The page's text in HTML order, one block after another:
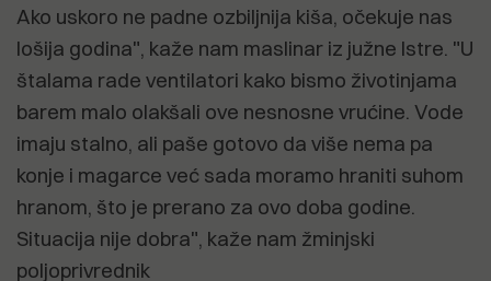
Ako uskoro ne padne ozbiljnija kiša, očekuje nas
lošija godina", kaže nam maslinar iz južne Istre. "U
štalama rade ventilatori kako bismo životinjama
barem malo olakšali ove nesnosne vrućine. Vode
imaju stalno, ali paše gotovo da više nema pa
konje i magarce već sada moramo hraniti suhom
hranom, što je prerano za ovo doba godine.
Situacija nije dobra", kaže nam žminjski
poljoprivrednik